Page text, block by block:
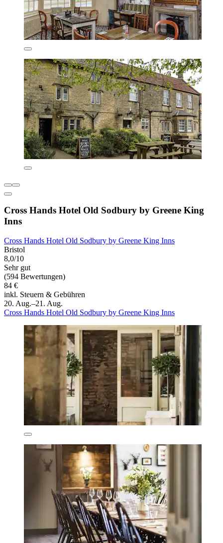
Cross Hands Hotel Old Sodbury by Greene King
Inns
Cross Hands Hotel Old Sodbury by Greene King Inns
Bristol
8,0/10
Sehr gut
(594 Bewertungen)
84 €
inkl. Steuern & Gebühren
20. Aug.–21. Aug.
Cross Hands Hotel Old Sodbury by Greene King Inns